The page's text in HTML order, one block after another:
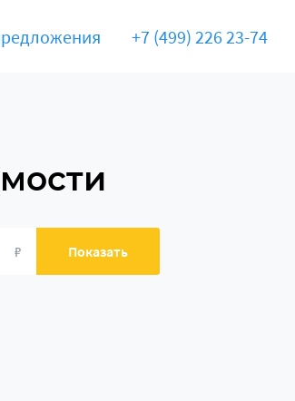
+7 (499) 226 23-74
₽ Показать